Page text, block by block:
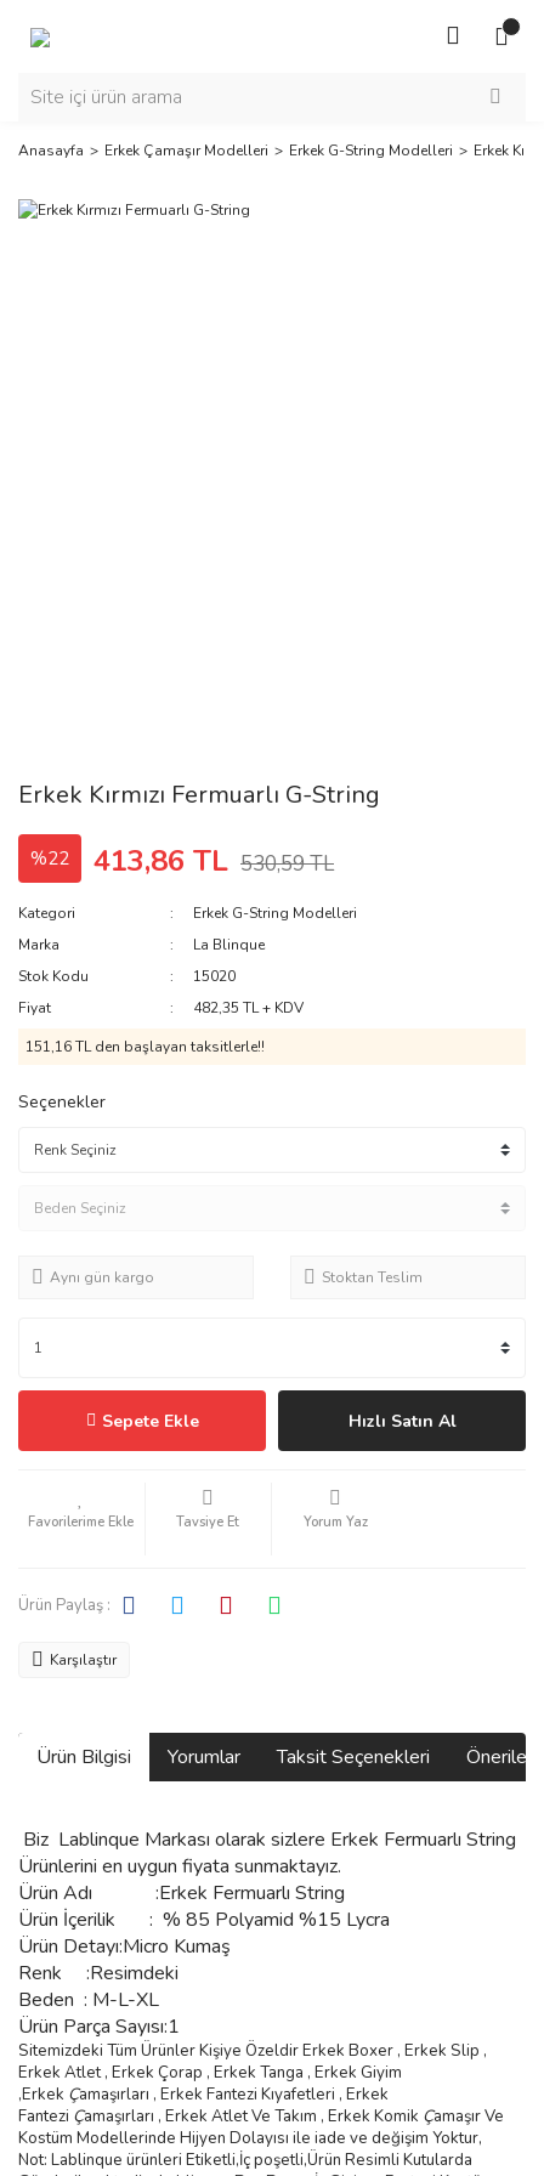
Anasayfa Erkek Çamaşır Modelleri Erkek G-String Modelleri Erkek
Erkek Kırmızı Fermuarlı G-String
%22 413,86 TL 530,59 TL
Kategori
Erkek G-String Modelleri
Marka
La Blinque
Stok Kodu
15020
Fiyat
482,35 TL + KDV
151,16 TL den başlayan taksitlerle!!
Seçenekler
Aynı gün kargo Stoktan Teslim
Sepete Ekle Hızlı Satın Al
Tavsiye Et Yorum Yaz
Ürün Paylaş :
Karşılaştır
Ürün Bilgisi Yorumlar Taksit Seçenekleri
Biz Lablinque Markası olarak sizlere Erkek Fermuarlı String
Ürünlerini en uygun fiyata sunmaktayız.
Ürün Adı :Erkek Fermuarlı String
Ürün İçerilik : % 85 Polyamid %15 Lycra
Ürün Detayı:Micro Kumaş
Renk :Resimdeki
Beden : M-L-XL
Ürün Parça Sayısı:1
Sitemizdeki Tüm Ürünler Kişiye Özeldir Erkek Boxer , Erkek Slip ,
Erkek Atlet , Erkek Çorap , Erkek Tanga , Erkek Giyim
,Erkek Çamaşırları , Erkek Fantezi Kıyafetleri , Erkek
Fantezi Çamaşırları , Erkek Atlet Ve Takım , Erkek Komik Çamaşır Ve
Kostüm Modellerinde Hijyen Dolayısı ile iade ve değişim Yoktur,
Not: Lablinque ürünleri Etiketli,İç poşetli,Ürün Resimli Kutularda